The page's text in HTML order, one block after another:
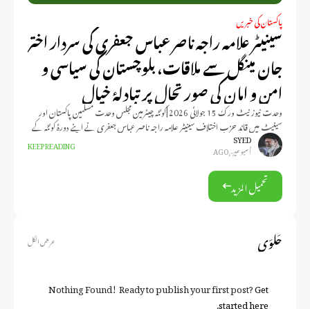
پاکستان کی خبریں
سینیٹر علامہ راجہ ناصر عباس جعفری کی سردار اختر
جان مینگل سے ملاقات، بلوچستان کی سیاسی و
امن و امان کی صورتحال پر تبادلۂ خیال
وحدت نیوز نیٹ ورک 15 جولائی 2026 |کوئٹہ چیئرمین مجلس وحدت مسلمین پاکستان اور
سینیٹ میں قائدِ حزبِ اختلاف سینیٹر علامہ راجہ ناصر عباس جعفری نے اپنے دورۂ کوئٹہ کے
SYED
أسبوعين AGO KEEP READING
تحميل المزيد
حَلوَى عرض الكل
Nothing Found! Ready to publish your first post?Get
started here
.